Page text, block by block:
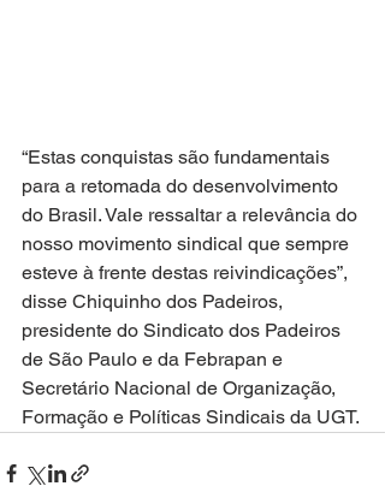
“Estas conquistas são fundamentais
para a retomada do desenvolvimento
do Brasil. Vale ressaltar a relevância do
nosso movimento sindical que sempre
esteve à frente destas reivindicações”,
disse Chiquinho dos Padeiros,
presidente do Sindicato dos Padeiros
de São Paulo e da Febrapan e
Secretário Nacional de Organização,
Formação e Políticas Sindicais da UGT.